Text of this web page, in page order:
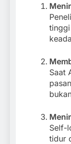
Saat
Self-
tidur